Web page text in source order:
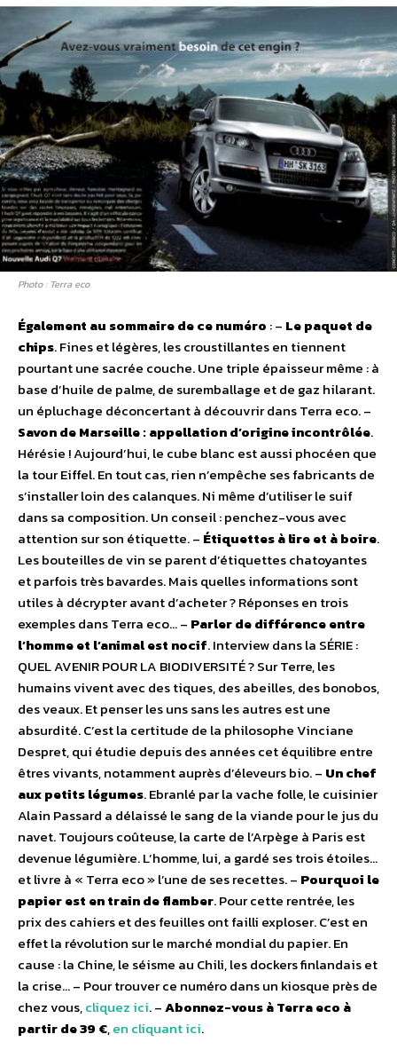
Photo : Terra eco
Également au sommaire de ce numéro : – Le paquet de
chips. Fines et légères, les croustillantes en tiennent
pourtant une sacrée couche. Une triple épaisseur même : à
base d’huile de palme, de suremballage et de gaz hilarant.
un épluchage déconcertant à découvrir dans Terra eco. –
Savon de Marseille : appellation d’origine incontrôlée.
Hérésie ! Aujourd’hui, le cube blanc est aussi phocéen que
la tour Eiffel. En tout cas, rien n’empêche ses fabricants de
s’installer loin des calanques. Ni même d’utiliser le suif
dans sa composition. Un conseil : penchez-vous avec
attention sur son étiquette. – Étiquettes à lire et à boire.
Les bouteilles de vin se parent d’étiquettes chatoyantes
et parfois très bavardes. Mais quelles informations sont
utiles à décrypter avant d’acheter ? Réponses en trois
exemples dans Terra eco… – Parler de différence entre
l’homme et l’animal est nocif. Interview dans la SÉRIE :
QUEL AVENIR POUR LA BIODIVERSITÉ ? Sur Terre, les
humains vivent avec des tiques, des abeilles, des bonobos,
des veaux. Et penser les uns sans les autres est une
absurdité. C’est la certitude de la philosophe Vinciane
Despret, qui étudie depuis des années cet équilibre entre
êtres vivants, notamment auprès d’éleveurs bio. – Un chef
aux petits légumes. Ebranlé par la vache folle, le cuisinier
Alain Passard a délaissé le sang de la viande pour le jus du
navet. Toujours coûteuse, la carte de l’Arpège à Paris est
devenue légumière. L’homme, lui, a gardé ses trois étoiles…
et livre à « Terra eco » l’une de ses recettes. – Pourquoi le
papier est en train de flamber. Pour cette rentrée, les
prix des cahiers et des feuilles ont failli exploser. C’est en
effet la révolution sur le marché mondial du papier. En
cause : la Chine, le séisme au Chili, les dockers finlandais et
la crise… – Pour trouver ce numéro dans un kiosque près de
chez vous,cliquez ici. –Abonnez-vous à Terra eco à
partir de 39 €,en cliquant ici.